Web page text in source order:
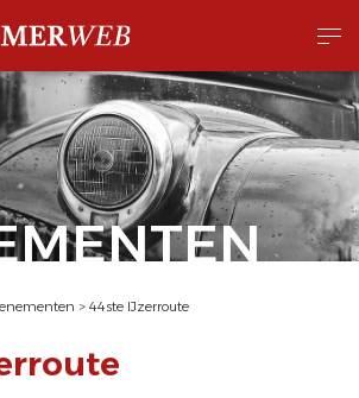
> 44ste IJzerroute